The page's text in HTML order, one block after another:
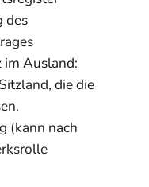
des
im Ausland:
die die
(kann nach